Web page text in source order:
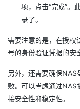
项，点击“完成”。
录了。
需要注意的是，在授权
号的身份验证凭据的安
另外，还需要确保NAS
败。可以考虑通过NAS
接安全性和稳定性。